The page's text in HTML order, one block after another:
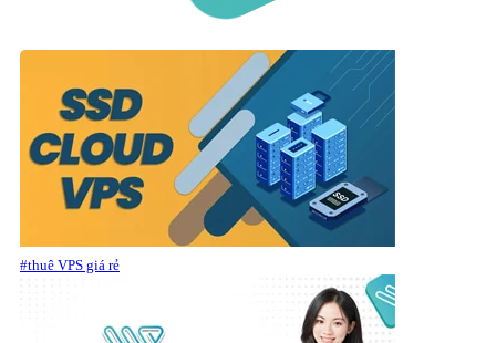
#thuê VPS giá rẻ